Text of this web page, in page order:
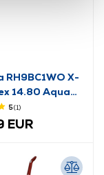
RH9BC1WO X-
14.80 Aqua
uspravni
5(1)
EUR